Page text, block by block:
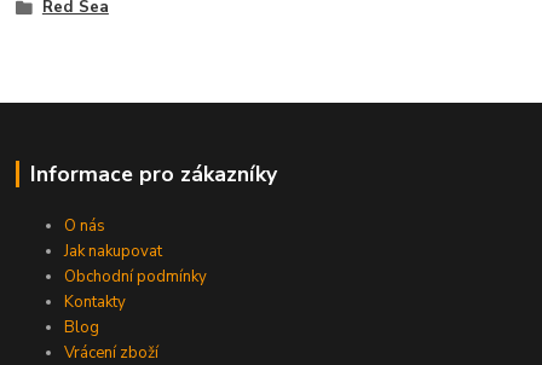
Red Sea
Informace pro zákazníky
O nás
Jak nakupovat
Obchodní podmínky
Kontakty
Blog
Vrácení zboží